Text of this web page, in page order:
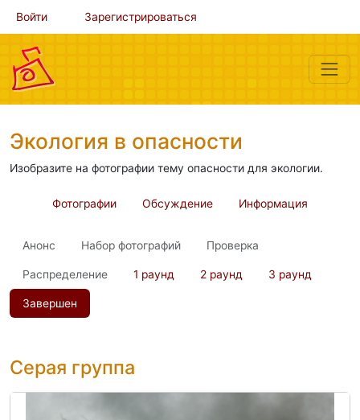
Войти Зарегистрироваться
Экология в опасности
Изобразите на фотографии тему опасности для экологии.
Фотографии Обсуждение Информация
Анонс Набор фотографий Проверка
Распределение 1 раунд 2 раунд 3 раунд
Завершен
Серая группа